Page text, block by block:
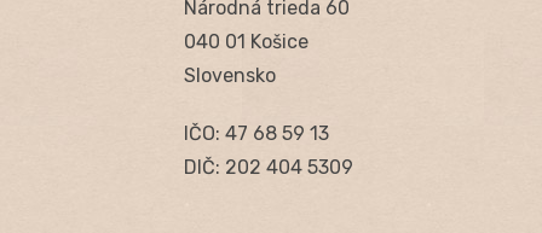
Národná trieda 60
040 01 Košice
Slovensko
IČO: 47 68 59 13
DIČ: 202 404 5309